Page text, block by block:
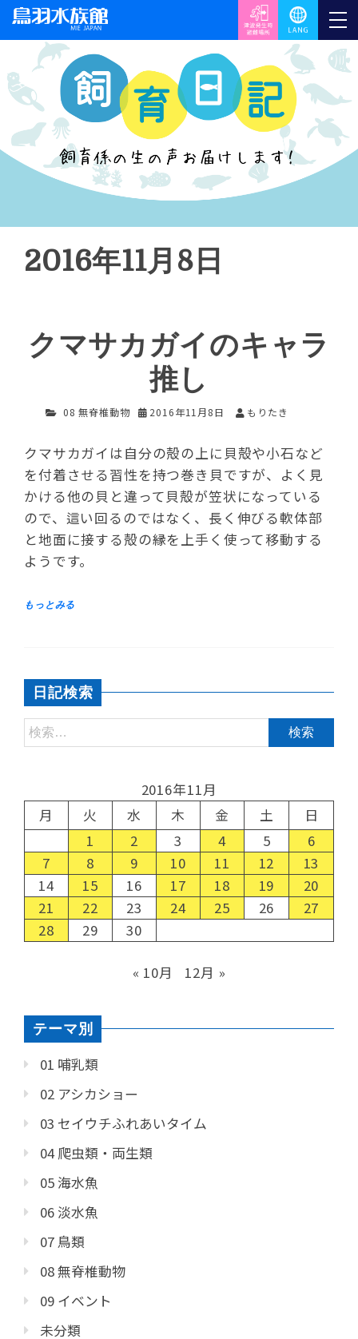
2016年11月8日
クマサカガイのキャラ
推し
08 無脊椎動物 2016年11月8日 もりたき
クマサカガイは自分の殻の上に貝殻や小石など
を付着させる習性を持つ巻き貝ですが、よく見
かける他の貝と違って貝殻が笠状になっている
ので、這い回るのではなく、長く伸びる軟体部
と地面に接する殻の縁を上手く使って移動する
ようです。
日記検索
2016年11月
月
火 水 木 金 土
日
1
2 3 4 5
6
7
8 9 10 11 12
13
14
15 16 17 18 19
20
21
22 23 24 25 26
27
28
29 30
« 10月 12月 »
テーマ別
01 哺乳類
02 アシカショー
03 セイウチふれあいタイム
04 爬虫類・両生類
05 海水魚
06 淡水魚
07 鳥類
08 無脊椎動物
09 イベント
未分類